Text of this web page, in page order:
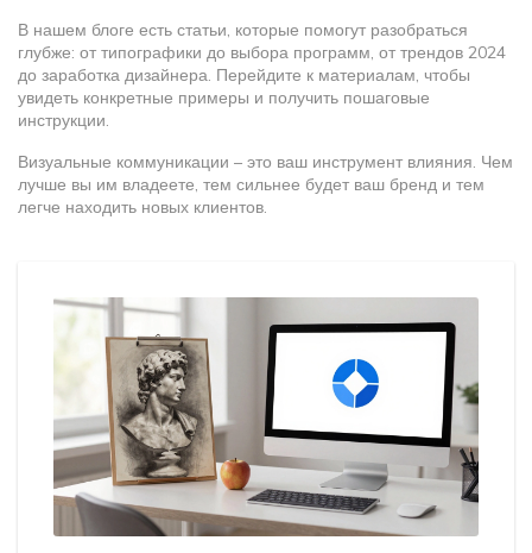
В нашем блоге есть статьи, которые помогут разобраться
глубже: от типографики до выбора программ, от трендов 2024
до заработка дизайнера. Перейдите к материалам, чтобы
увидеть конкретные примеры и получить пошаговые
инструкции.
Визуальные коммуникации – это ваш инструмент влияния. Чем
лучше вы им владеете, тем сильнее будет ваш бренд и тем
легче находить новых клиентов.